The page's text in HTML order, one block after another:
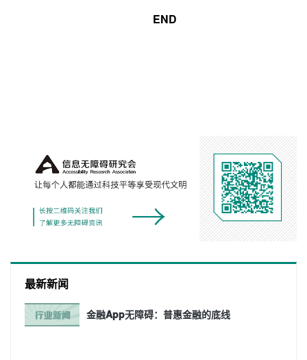
END
最新新闻
金融App无障碍：普惠金融的底线